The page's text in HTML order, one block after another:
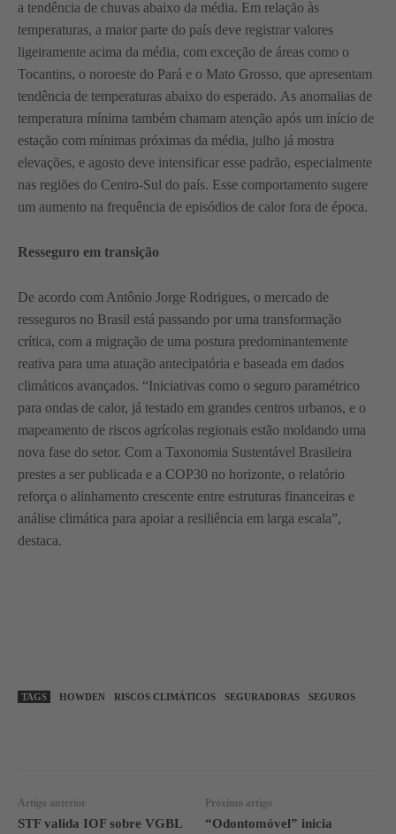
a tendência de chuvas abaixo da média. Em relação às
temperaturas, a maior parte do país deve registrar valores
ligeiramente acima da média, com exceção de áreas como o
Tocantins, o noroeste do Pará e o Mato Grosso, que apresentam
tendência de temperaturas abaixo do esperado. As anomalias de
temperatura mínima também chamam atenção após um início de
estação com mínimas próximas da média, julho já mostra
elevações, e agosto deve intensificar esse padrão, especialmente
nas regiões do Centro-Sul do país. Esse comportamento sugere
um aumento na frequência de episódios de calor fora de época.
Resseguro em transição
De acordo com Antônio Jorge Rodrigues, o mercado de
resseguros no Brasil está passando por uma transformação
crítica, com a migração de uma postura predominantemente
reativa para uma atuação antecipatória e baseada em dados
climáticos avançados. “Iniciativas como o seguro paramétrico
para ondas de calor, já testado em grandes centros urbanos, e o
mapeamento de riscos agrícolas regionais estão moldando uma
nova fase do setor. Com a Taxonomia Sustentável Brasileira
prestes a ser publicada e a COP30 no horizonte, o relatório
reforça o alinhamento crescente entre estruturas financeiras e
análise climática para apoiar a resiliência em larga escala”,
destaca.
TAGS HOWDEN RISCOS CLIMÁTICOS SEGURADORAS SEGUROS
Artigo anterior
STF valida IOF sobre VGBL
Próximo artigo
“Odontomóvel” inicia